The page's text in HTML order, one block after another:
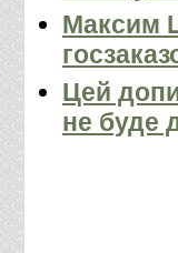
Максим
Цей
не буде